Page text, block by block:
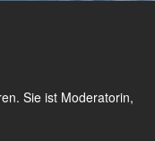
Sie ist Moderatorin,